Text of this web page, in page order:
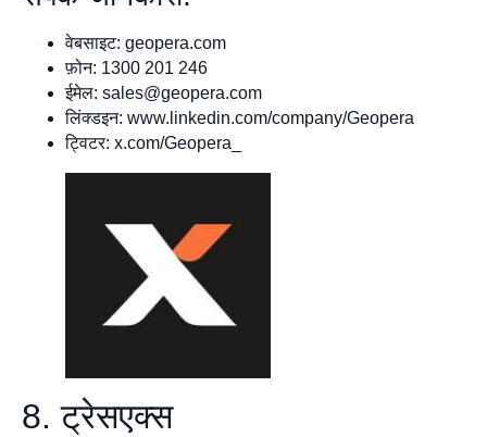
वेबसाइट: geopera.com
फ़ोन: 1300 201 246
ईमेल: sales@geopera.com
लिंक्डइन: www.linkedin.com/company/Geopera
ट्विटर: x.com/Geopera_
8. ट्रेसएक्स